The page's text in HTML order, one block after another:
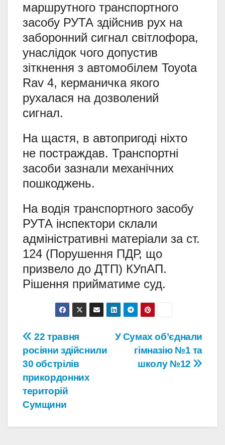
маршрутного транспортного
засобу РУТА здійснив рух на
заборонний сигнал світлофора,
унаслідок чого допустив
зіткнення з автомобілем Toyota
Rav 4, керманичка якого
рухалася на дозволений
сигнал.
На щастя, в автопригоді ніхто
не постраждав. Транспортні
засоби зазнали механічних
пошкоджень.
На водія транспортного засобу
РУТА інспектори склали
адміністративні матеріали за ст.
124 (Порушення ПДР, що
призвело до ДТП) КУпАП.
Рішення прийматиме суд.
Навігація
записів
У Сумах об’єднали
гімназію №1 та
школу №12
22 травня
росіяни здійснили
30 обстрілів
прикордонних
територій
Сумщини